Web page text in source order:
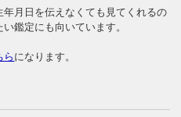
月日を伝えなくても見てくれるの
鑑定にも向いています。
ら になります。